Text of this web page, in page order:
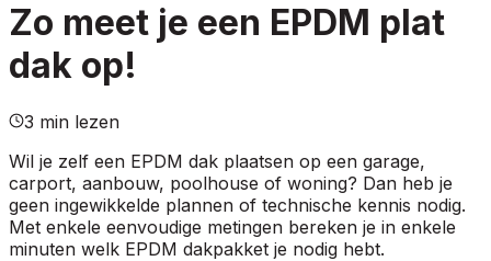
Zo meet je een EPDM plat
dak op!
3 min lezen
Wil je zelf een EPDM dak plaatsen op een garage,
carport, aanbouw, poolhouse of woning? Dan heb je
geen ingewikkelde plannen of technische kennis nodig.
Met enkele eenvoudige metingen bereken je in enkele
minuten welk EPDM dakpakket je nodig hebt.